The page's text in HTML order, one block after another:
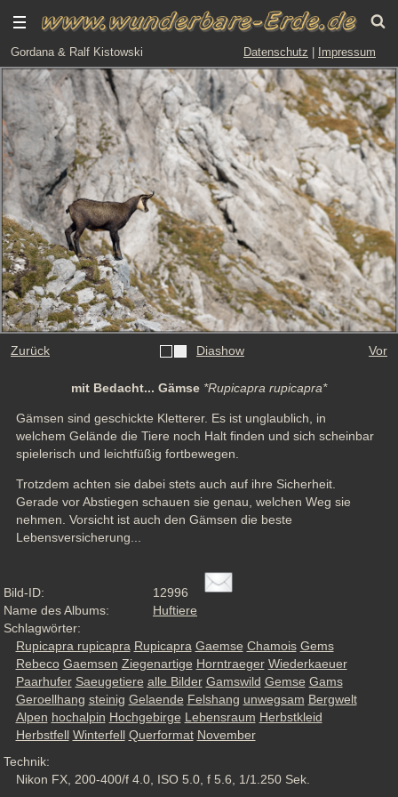
Gordana & Ralf Kistowski Datenschutz Impressum
Zurück Diashow Vor
mit Bedacht... Gämse *Rupicapra rupicapra*
Gämsen sind geschickte Kletterer. Es ist unglaublich, in
welchem Gelände die Tiere noch Halt finden und sich scheinbar
spielerisch und leichtfüßig fortbewegen.
Trotzdem achten sie dabei stets auch auf ihre Sicherheit.
Gerade vor Abstiegen schauen sie genau, welchen Weg sie
nehmen. Vorsicht ist auch den Gämsen die beste
Lebensversicherung...
Bild-ID:
12996
Name des Albums:
Huftiere
Schlagwörter:
Rupicapra rupicapra Rupicapra Gaemse Chamois Gems
Rebeco Gaemsen Ziegenartige Horntraeger Wiederkaeuer
Paarhufer Saeugetiere alle Bilder Gamswild Gemse Gams
Geroellhang steinig Gelaende Felshang unwegsam Bergwelt
Alpen hochalpin Hochgebirge Lebensraum Herbstkleid
Herbstfell Winterfell Querformat November
Technik:
Nikon FX, 200-400/f 4.0, ISO 5.0, f 5.6, 1/1.250 Sek.